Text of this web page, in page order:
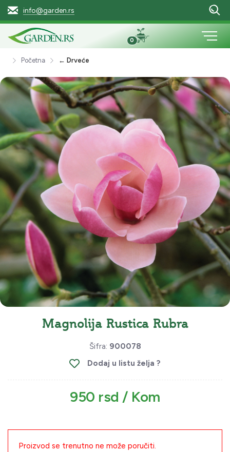
info@garden.rs
0
Početna ← Drveće
Magnolija Rustica Rubra
Šifra: 900078
Dodaj u listu želja ?
950 rsd / Kom
Proizvod se trenutno ne može poručiti.